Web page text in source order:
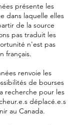
présente les
dans laquelle elles
de la source
pas traduit les
n'est pas
français.
renvoie les
de bourses
recherche pour les
déplacé.e.s
au Canada.